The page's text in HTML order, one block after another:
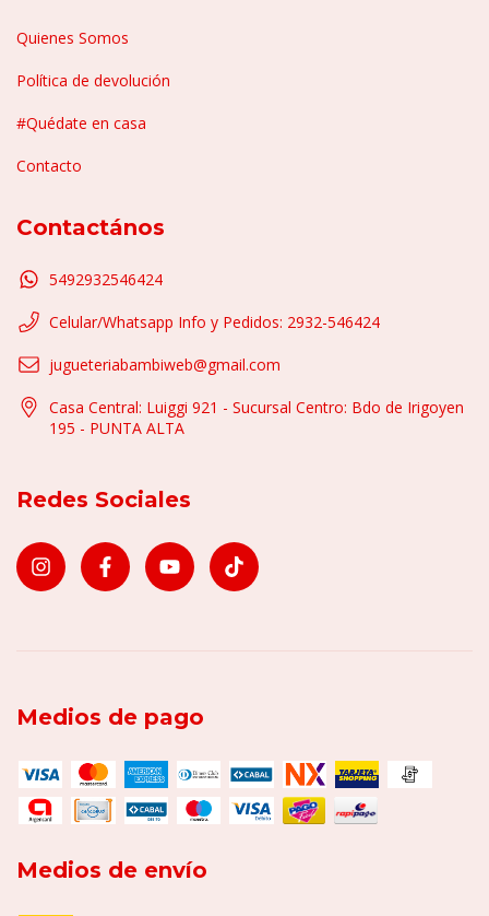
Quienes Somos
Política de devolución
#Quédate en casa
Contacto
Contactános
5492932546424
Celular/Whatsapp Info y Pedidos: 2932-546424
jugueteriabambiweb@gmail.com
Casa Central: Luiggi 921 - Sucursal Centro: Bdo de Irigoyen
195 - PUNTA ALTA
Redes Sociales
Medios de pago
Medios de envío